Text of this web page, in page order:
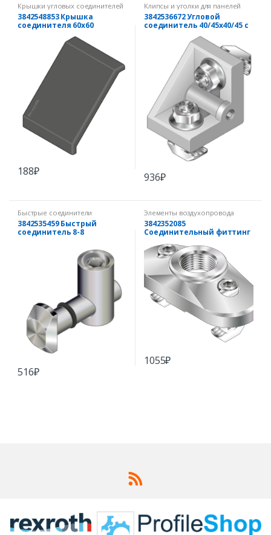
Крышки угловых соединителей
3842548853 Крышка
соединителя 60х60
188₽
Клипсы и уголки для панелей
3842536672 Угловой
соединитель 40/45х40/45 с
боковым креплением
936₽
Быстрые соединители
3842535459 Быстрый
соединитель 8-8
516₽
Элементы воздухопровода
3842352085
Соединительный фиттинг
1055₽